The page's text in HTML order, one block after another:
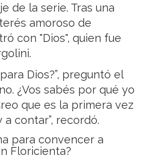
de la serie. Tras una
amoroso de
con "Dios", quien fue
Dios?”, preguntó el
¿Vos sabés por qué yo
que es la primera vez
contar”, recordó.
para convencer a
Floricienta?